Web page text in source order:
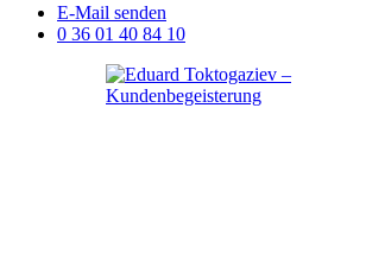
E-Mail senden
0 36 01 40 84 10